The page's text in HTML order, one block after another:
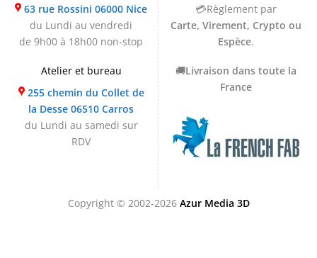
63 rue Rossini 06000 Nice
du Lundi au vendredi
de 9h00 à 18h00 non-stop
Atelier et bureau
255 chemin du Collet de
la Desse 06510 Carros
du Lundi au samedi sur
RDV
💳Règlement par
Carte, Virement, Crypto ou
Espèce.
🚚Livraison dans toute la
France
Copyright © 2002-2026 Azur Media 3D